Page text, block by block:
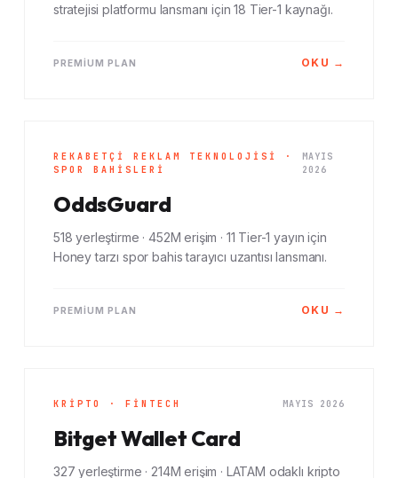
stratejisi platformu lansmanı için 18 Tier-1 kaynağı.
PREMIUM PLAN OKU →
REKABETÇI REKLAM TEKNOLOJISI ·
SPOR BAHISLERI
MAYIS
2026
OddsGuard
518 yerleştirme · 452M erişim · 11 Tier-1 yayın için
Honey tarzı spor bahis tarayıcı uzantısı lansmanı.
PREMIUM PLAN OKU →
KRIPTO · FINTECH MAYIS 2026
Bitget Wallet Card
327 yerleştirme · 214M erişim · LATAM odaklı kripto